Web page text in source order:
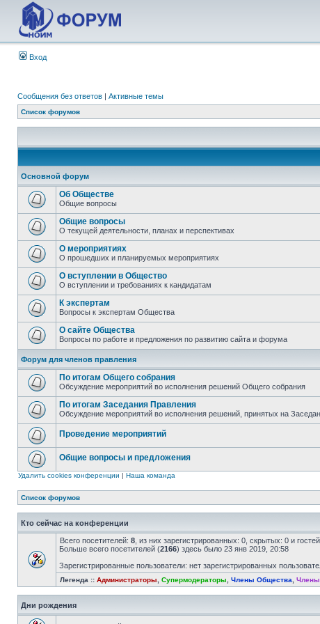
Вход
Сообщения без ответов | Активные темы
Список форумов
Основной форум
Об Обществе
Общие вопросы
Общие вопросы
О текущей деятельности, планах и перспективах
О мероприятиях
О прошедших и планируемых мероприятиях
О вступлении в Общество
О вступлении и требованиях к кандидатам
К экспертам
Вопросы к экспертам Общества
О сайте Общества
Вопросы по работе и предложения по развитию сайта и форума
Форум для членов правления
По итогам Общего собрания
Обсуждение мероприятий во исполнения решений Общего собрания
По итогам Заседания Правления
Обсуждение мероприятий во исполнения решений, принятых на
Проведение мероприятий
Общие вопросы и предложения
Удалить cookies конференции | Наша команда
Список форумов
Кто сейчас на конференции
Всего посетителей: 8 , из них зарегистрированных: 0, скрытых: 0 и
Больше всего посетителей (2166) здесь было 23 янв 2019, 20:58
Зарегистрированные пользователи: нет зарегистрированных
Легенда :: Администраторы Супермодераторы Члены Общества Члены
Дни рождения